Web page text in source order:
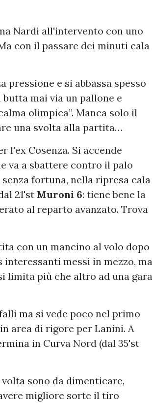
Nardi all'intervento con uno
con il passare dei minuti cala
pressione e si abbassa spesso
mai via un pallone e
olimpica”. Manca solo il
una svolta alla partita…
l'ex Cosenza. Si accende
va a sbattere contro il palo
fortuna, nella ripresa cala
21'st Muroni 6: tiene bene la
al reparto avanzato. Trova
con un mancino al volo dopo
messi in mezzo, ma
limita più che altro ad una gara
ma si vede poco nel primo
area di rigore per Lanini. A
in Curva Nord (dal 35'st
sono da dimenticare,
migliore sorte il tiro